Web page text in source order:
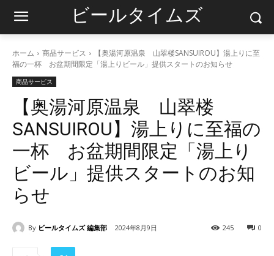
ビールタイムズ
ホーム 商品サービス
【奥湯河原温泉 山翠楼SANSUIROU】湯上りに至
福の一杯 お盆期間限定「湯上りビール」提供スタートのお知らせ
商品サービス
【奥湯河原温泉 山翠楼
SANSUIROU】湯上りに至福の
一杯 お盆期間限定「湯上り
ビール」提供スタートのお知
らせ
By ビールタイムズ 編集部 2024年8月9日 0
245